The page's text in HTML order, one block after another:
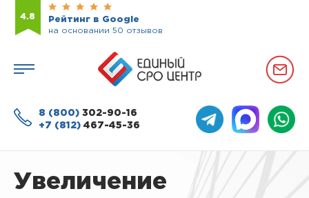
4.8
Рейтинг в Google
на основании 50 отзывов
8 (800) 302-90-16
+7 (812) 467-45-36
Увеличение